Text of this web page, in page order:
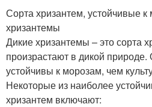
Сорта хризантем, устойчивые
хризантемы
Дикие хризантемы – это сорта
произрастают в дикой
устойчивы к морозам, чем
Некоторые из наиболее
хризантем включают: